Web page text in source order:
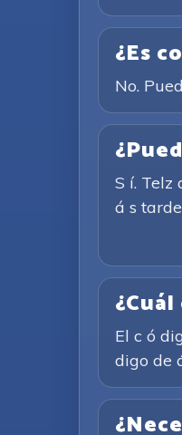
¿Es
No.
S í.
á s
El c ó
digo de